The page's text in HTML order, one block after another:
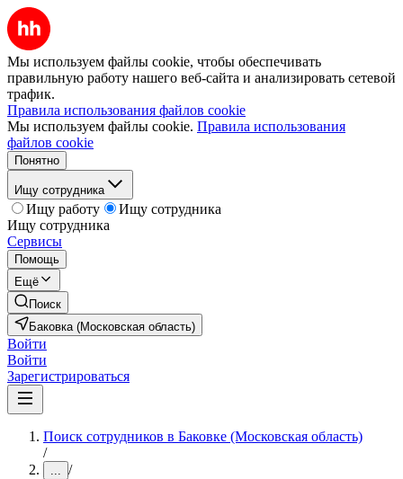
Мы используем файлы cookie, чтобы обеспечивать
правильную работу нашего веб-сайта и анализировать сетевой
трафик.
Правила использования файлов cookie
Мы используем файлы cookie. Правила использования
файлов cookie
Понятно
Ищу сотрудника
Ищу работу
Ищу сотрудника
Ищу сотрудника
Сервисы
Помощь
Ещё
Поиск
Баковка (Московская область)
Войти
Войти
Зарегистрироваться
Поиск сотрудников в Баковке (Московская область)
/
... /